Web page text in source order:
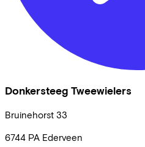
Donkersteeg Tweewielers
Bruinehorst 33
6744 PA Ederveen